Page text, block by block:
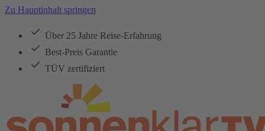
Zu Hauptinhalt springen
Über 25 Jahre Reise-Erfahrung
Best-Preis Garantie
TÜV zertifiziert